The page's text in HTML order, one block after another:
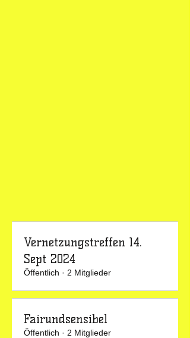
Vernetzungstreffen 14.
Sept 2024
Öffentlich · 2 Mitglieder
Fairundsensibel
Öffentlich · 2 Mitglieder